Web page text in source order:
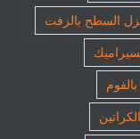
السطح بالزفت